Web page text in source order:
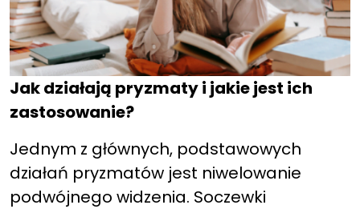
Jak działają pryzmaty i jakie jest ich
zastosowanie?
Jednym z głównych, podstawowych
działań pryzmatów jest niwelowanie
podwójnego widzenia. Soczewki